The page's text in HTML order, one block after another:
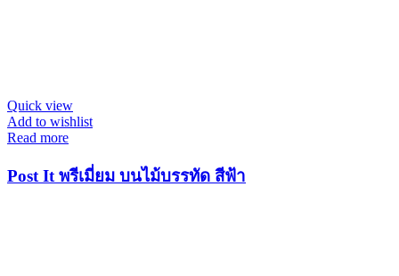
Quick view
Add to wishlist
Read more
Post It พรีเมี่ยม บนไม้บรรทัด สีฟ้า